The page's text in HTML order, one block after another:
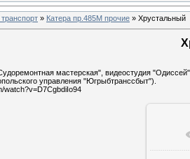
» Катера пр.485М прочие » Хрустальный
мастерская", видеостудия
управления "Югрыбтранссбыт").
watch?v=D7CgbdiIo94